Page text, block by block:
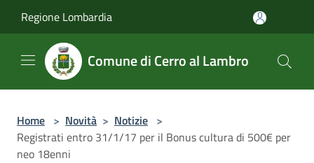
Regione Lombardia
Comune di Cerro al Lambro
Home > Novità > Notizie >
Registrati entro 31/1/17 per il Bonus cultura di 500€ per
neo 18enni